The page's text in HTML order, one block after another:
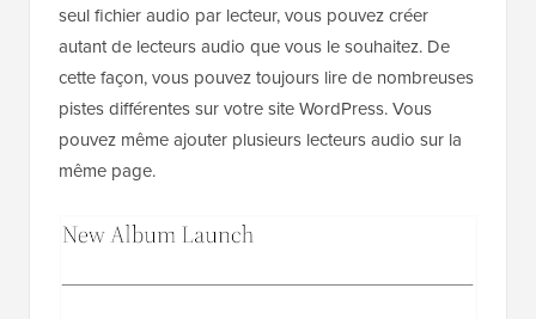
seul fichier audio par lecteur, vous pouvez créer
autant de lecteurs audio que vous le souhaitez. De
cette façon, vous pouvez toujours lire de nombreuses
pistes différentes sur votre site WordPress. Vous
pouvez même ajouter plusieurs lecteurs audio sur la
même page.